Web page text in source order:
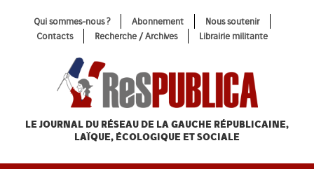
Qui sommes-nous ? Abonnement
Nous soutenir
Contacts
Recherche / Archives Librairie militante
LE JOURNAL DU RÉSEAU DE LA GAUCHE RÉPUBLICAINE,
LAÏQUE, ÉCOLOGIQUE ET SOCIALE